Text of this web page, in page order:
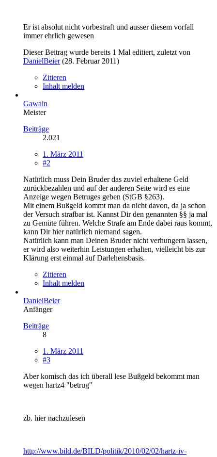
Er ist absolut nicht vorbestraft und ausser diesem vorfall
immer ehrlich gewesen
Dieser Beitrag wurde bereits 1 Mal editiert, zuletzt von
DanielBeier(28. Februar 2011)
Zitieren
Inhalt melden
Gawain
Meister
Beiträge
2.021
1. März 2011
#2
Natürlich muss Dein Bruder das zuviel erhaltene Geld
zurückbezahlen und auf der anderen Seite wird es eine
Anzeige wegen Betruges geben (StGB §263).
Mit einem Bußgeld kommt man da nicht davon, da ja schon
der Versuch strafbar ist. Kannst Dir den genannten §§ ja mal
zu Gemüte führen. Welche Strafe am Ende dabei raus kommt,
kann Dir hier natürlich niemand sagen.
Natürlich kann man Deinen Bruder nicht verhungern lassen,
er wird also weiterhin Leistungen erhalten, vielleicht bis zur
Klärung erst einmal auf Darlehensbasis.
Zitieren
Inhalt melden
DanielBeier
Anfänger
Beiträge
8
1. März 2011
#3
Aber komisch das ich überall lese Bußgeld bekommt man
wegen hartz4 "betrug"
zb. hier nachzulesen
http://www.bild.de/BILD/politik/2010/02/02/hartz-iv-